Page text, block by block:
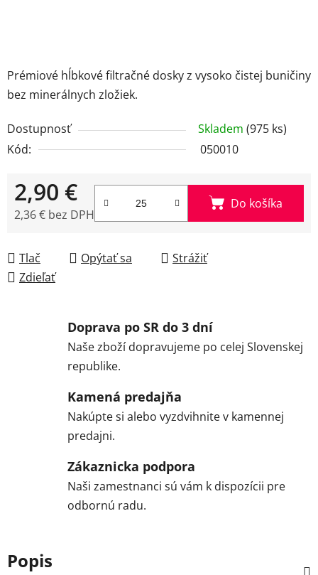
Prémiové hĺbkové filtračné dosky z vysoko čistej buničiny
bez minerálnych zložiek.
Dostupnosť Skladem (975 ks)
Kód:
050010
2,90 €
2,36 € bez DPH
Do košíka
Tlač Opýtať sa
Strážiť
Zdieľať
Doprava po SR do 3 dní
Naše zboží dopravujeme po celej Slovenskej
republike.
Kamená predajňa
Nakúpte si alebo vyzdvihnite v kamennej
predajni.
Zákaznicka podpora
Naši zamestnanci sú vám k dispozícii pre
odbornú radu.
Popis